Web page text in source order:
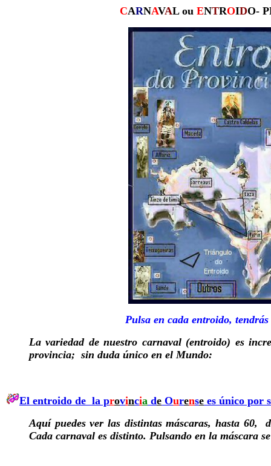
CARNAVAL ou ENTROIDO-
Pulsa en cada entroido,
La variedad de nuestro carnaval (entroido) es
provincia; sin duda único en el Mundo:
El entroido de la provincia de Ourense es único por
Aquí puedes ver las distintas máscaras, hasta 60,
Cada carnaval es distinto. Pulsando en la máscara